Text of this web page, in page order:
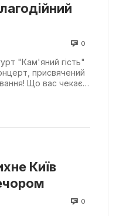
0
"Кам'яний гість"
присвячений
Що вас чекає
Київ
0